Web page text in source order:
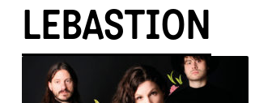
LEBASTION